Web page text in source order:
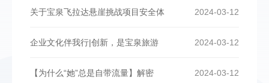
2024-03-12
关于宝泉飞拉达悬崖挑战项目安全体
2024-03-12
企业文化伴我行|创新，是宝泉旅游
2024-03-12
【为什么“她”总是自带流量】解密